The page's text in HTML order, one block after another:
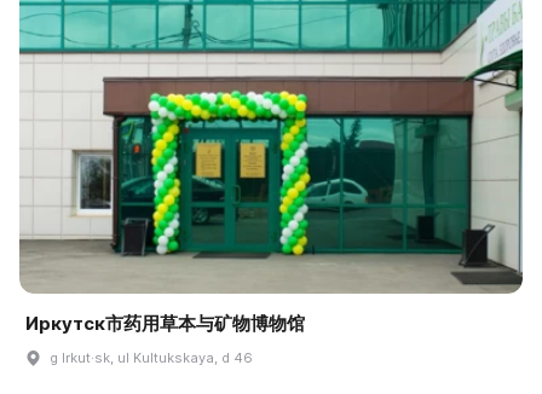
Иркутск市药用草本与矿物博物馆
g Irkut·sk, ul Kultukskaya, d 46